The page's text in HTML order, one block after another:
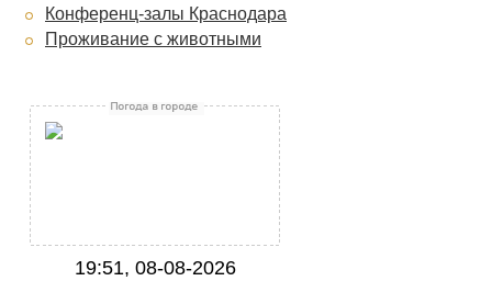
Конференц-залы Краснодара
Проживание с животными
19:51, 08-08-2026